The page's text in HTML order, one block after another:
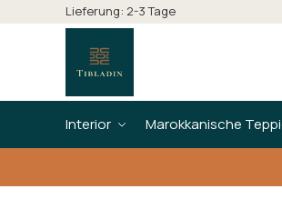
Lieferung: 2-3 Tage
Interior Marokkanische